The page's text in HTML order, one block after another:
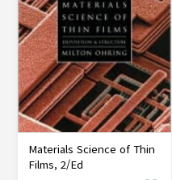
샘플도서신청
Materials Science of Thin
Films, 2/Ed